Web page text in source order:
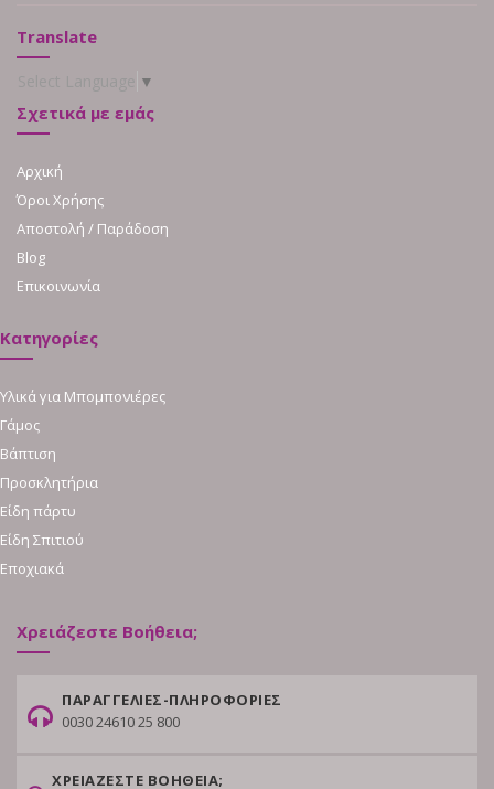
Translate
▼
Σχετικά με εμάς
Αρχική
Όροι Χρήσης
Αποστολή / Παράδοση
Blog
Επικοινωνία
Κατηγορίες
Υλικά για Μπομπονιέρες
Γάμος
Βάπτιση
Προσκλητήρια
Είδη πάρτυ
Είδη Σπιτιού
Εποχιακά
Χρειάζεστε Βοήθεια;
ΠΑΡΑΓΓΕΛΙΕΣ-ΠΛΗΡΟΦΟΡΙΕΣ
0030 24610 25 800
ΧΡΕΙΑΖΕΣΤΕ ΒΟΗΘΕΙΑ;